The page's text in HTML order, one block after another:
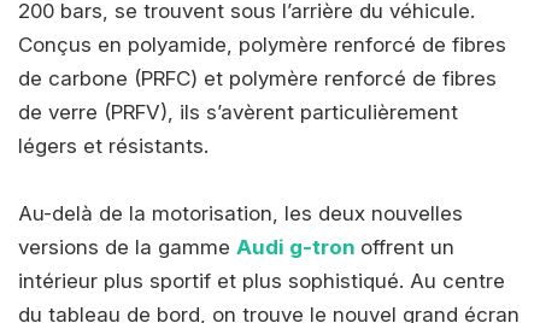
200 bars, se trouvent sous l’arrière du véhicule.
Conçus en polyamide, polymère renforcé de fibres
de carbone (PRFC) et polymère renforcé de fibres
de verre (PRFV), ils s’avèrent particulièrement
légers et résistants.
Au-delà de la motorisation, les deux nouvelles
versions de la gamme Audi g-tron offrent un
intérieur plus sportif et plus sophistiqué. Au centre
du tableau de bord, on trouve le nouvel grand écran